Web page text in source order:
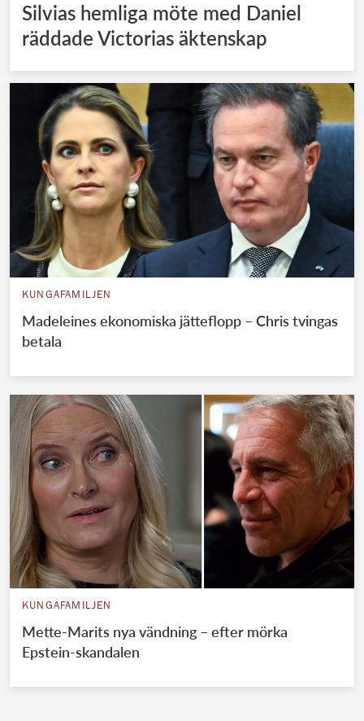
Silvias hemliga möte med Daniel
räddade Victorias äktenskap
KUNGAFAMILJEN
Madeleines ekonomiska jätteflopp – Chris tvingas
betala
KUNGAFAMILJEN
Mette-Marits nya vändning – efter mörka
Epstein-skandalen